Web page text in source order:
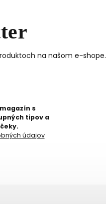
na našom e-shope.
s
tipov a
údajov